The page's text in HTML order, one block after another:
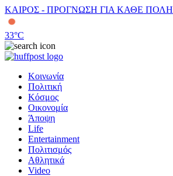
ΚΑΙΡΟΣ - ΠΡΟΓΝΩΣΗ ΓΙΑ ΚΑΘΕ ΠΟΛΗ
33°C
Κοινωνία
Πολιτική
Κόσμος
Οικονομία
Άποψη
Life
Entertainment
Πολιτισμός
Αθλητικά
Video